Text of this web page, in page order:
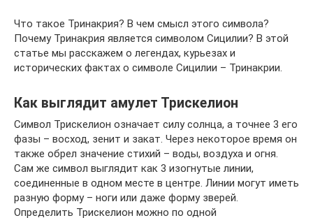
Что такое Тринакрия? В чем смысл этого символа?
Почему Тринакрия является символом Сицилии? В этой
статье мы расскажем о легендах, курьезах и
исторических фактах о символе Сицилии – Тринакрии.
Как выглядит амулет Трискелион
Символ Трискелион означает силу солнца, а точнее 3 его
фазы – восход, зенит и закат. Через некоторое время он
также обрел значение стихий – воды, воздуха и огня.
Сам же символ выглядит как 3 изогнутые линии,
соединенные в одном месте в центре. Линии могут иметь
разную форму – ноги или даже форму зверей.
Определить Трискелион можно по одной